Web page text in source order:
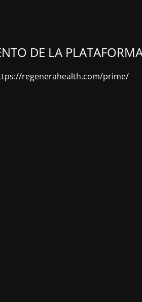
DE LA
regenerahealth.com/prime/